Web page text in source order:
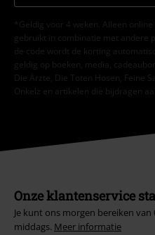
*Geldig voor 4 weken. Alleen
gebruikt in combinatie met andere
de code wordt de korting
geldig op boeken, media,
Die Ärzte, Die Toten Hosen, Feine
Onkelz en artikelen die bijdragen
Onze klantenservice
Je kunt ons morgen bereiken
middags. Meer informatie